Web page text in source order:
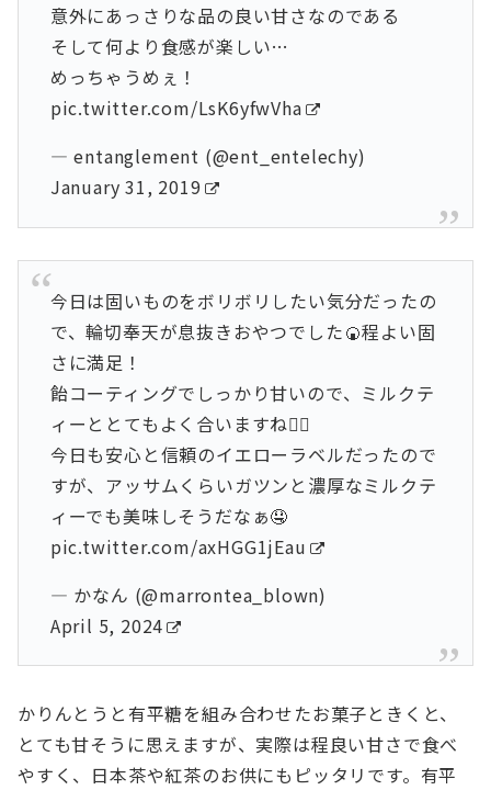
意外にあっさりな品の良い甘さなのである
そして何より食感が楽しい…
めっちゃうめぇ！
pic.twitter.com/LsK6yfwVha
— entanglement (@ent_entelechy)
January 31, 2019
今日は固いものをボリボリしたい気分だったの
で、輪切奉天が息抜きおやつでした🍘程よい固
さに満足！
飴コーティングでしっかり甘いので、ミルクテ
ィーととてもよく合いますね👍🏻
今日も安心と信頼のイエローラベルだったので
すが、アッサムくらいガツンと濃厚なミルクテ
ィーでも美味しそうだなぁ🤤
pic.twitter.com/axHGG1jEau
— かなん (@marrontea_blown)
April 5, 2024
かりんとうと有平糖を組み合わせたお菓子ときくと、
とても甘そうに思えますが、実際は程良い甘さで食べ
やすく、日本茶や紅茶のお供にもピッタリです。有平